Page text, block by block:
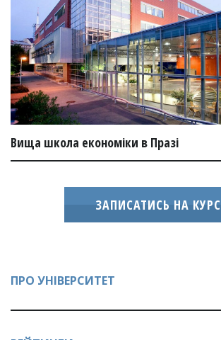
Вища школа економіки в Празі
ЗАПИСАТИСЬ НА КУРС
ПРО УНІВЕРСИТЕТ